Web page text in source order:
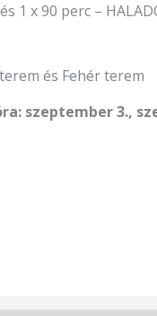
1 x 90 perc –
és Fehér terem
szeptember 3.,